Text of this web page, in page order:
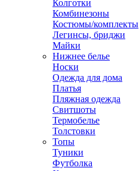
Колготки
Комбинезоны
Костюмы/комплекты
Легинсы, бриджи
Майки
Нижнее белье
Носки
Одежда для дома
Платья
Пляжная одежда
Свитшоты
Термобелье
Толстовки
Топы
Туники
Футболка